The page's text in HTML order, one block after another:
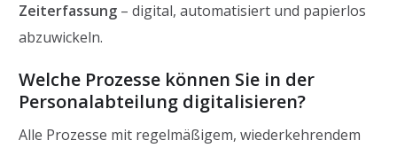
Zeiterfassung – digital, automatisiert und papierlos
abzuwickeln.
Welche Prozesse können Sie in der
Personalabteilung digitalisieren?
Alle Prozesse mit regelmäßigem, wiederkehrendem